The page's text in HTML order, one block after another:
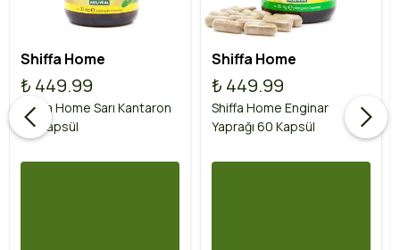
Shiffa Home
₺ 449.99
Shiffa Home Sarı Kantaron
60 Kapsül
Shiffa Home
₺ 449.99
Shiffa Home Enginar
Yaprağı 60 Kapsül